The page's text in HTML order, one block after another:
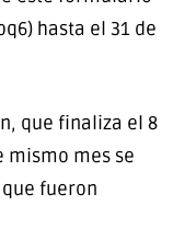
hasta el 31 de
que finaliza el 8
mismo mes se
fueron